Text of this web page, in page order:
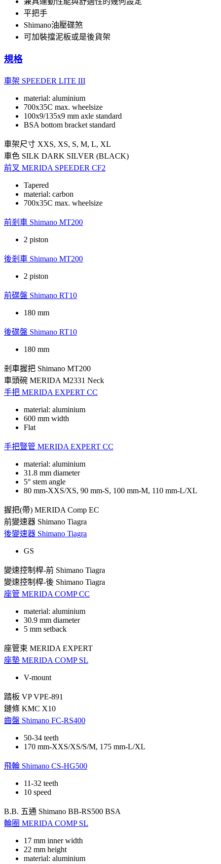
平把手
Shimano油壓碟煞
可加裝擋泥板或是後貨架
規格
車架 SPEEDER LITE III
material: aluminium
700x35C max. wheelsize
100x9/135x9 mm axle standard
BSA bottom bracket standard
車架尺寸 XXS, XS, S, M, L, XL
車色 SILK DARK SILVER (BLACK)
前叉 MERIDA SPEEDER CF2
Tapered
material: carbon
700x35C max. wheelsize
前剎車 Shimano MT200
2 piston
後剎車 Shimano MT200
2 piston
前碟盤 Shimano RT10
180 mm
後碟盤 Shimano RT10
180 mm
剎車握把 Shimano MT200
車頭碗 MERIDA M2331 Neck
手把 MERIDA EXPERT CC
material: aluminium
600 mm width
Flat
手把豎管 MERIDA EXPERT CC
material: aluminium
31.8 mm diameter
5° stem angle
80 mm-XXS/XS, 90 mm-S, 100 mm-M, 110 mm-L/XL
握把(帶) MERIDA Comp EC
前變速器 Shimano Tiagra
後變速器 Shimano Tiagra
GS
變速控制桿-前 Shimano Tiagra
變速控制桿-後 Shimano Tiagra
座管 MERIDA COMP CC
material: aluminium
30.9 mm diameter
5 mm setback
座管束 MERIDA EXPERT
座墊 MERIDA COMP SL
V-mount
踏板 VP VPE-891
鏈條 KMC X10
齒盤 Shimano FC-RS400
50-34 teeth
170 mm-XXS/XS/S/M, 175 mm-L/XL
飛輪 Shimano CS-HG500
11-32 teeth
10 speed
B.B. 五通 Shimano BB-RS500 BSA
輪圈 MERIDA COMP SL
17 mm inner width
22 mm height
material: aluminium